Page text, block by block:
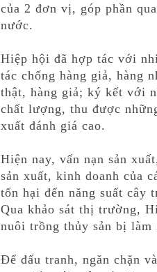
của 2 đơn vị, góp phần
nước.
Hiệp hội đã hợp tác với
tác chống hàng giả, hàng
thật, hàng giả; ký kết với
chất lượng, thu được
xuất đánh giá cao.
Hiện nay, vấn nạn sản
sản xuất, kinh doanh của
tổn hại đến năng suất cây
Qua khảo sát thị trường,
nuôi trồng thủy sản bị
Để đấu tranh, ngăn chặn